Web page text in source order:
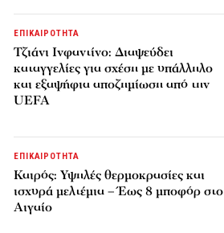
ΕΠΙΚΑΙΡΟΤΗΤΑ
Τζιάνι Ινφαντίνο: Διαψεύδει
καταγγελίες για σχέση με υπάλληλο
και εξαψήφια αποζημίωση από την
UEFA
ΕΠΙΚΑΙΡΟΤΗΤΑ
Καιρός: Υψηλές θερμοκρασίες και
ισχυρά μελτέμια – Έως 8 μποφόρ στο
Αιγαίο